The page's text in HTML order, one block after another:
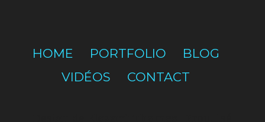
HOME PORTFOLIO
BLOG
VIDÉOS
CONTACT